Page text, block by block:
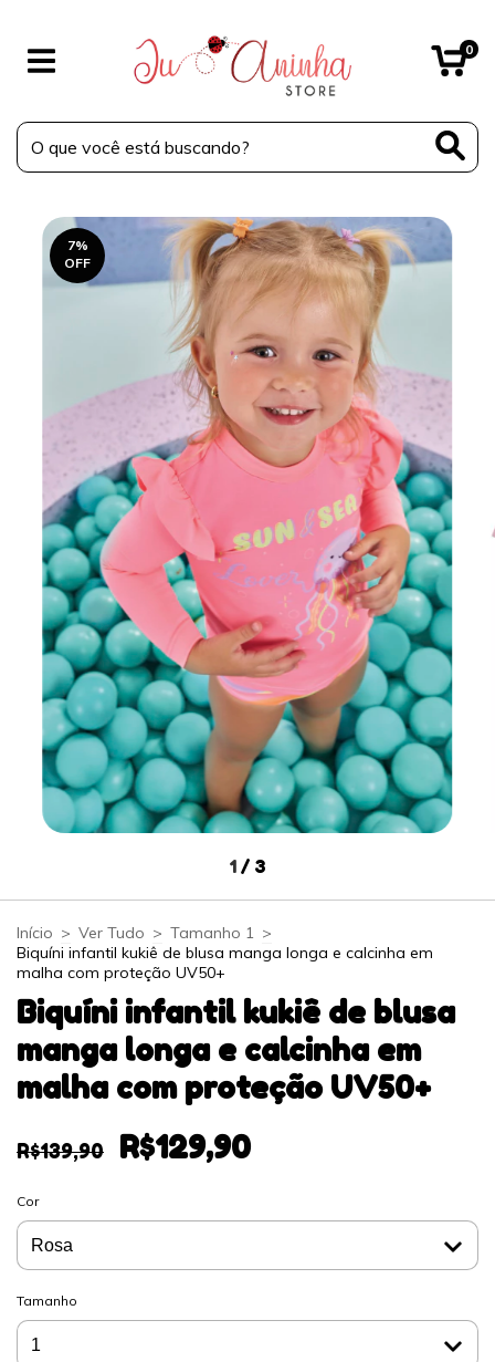
0
7%
OFF
1 / 3
Início > Ver Tudo > Tamanho 1 >
Biquíni infantil kukiê de blusa manga longa e calcinha em
malha com proteção UV50+
Biquíni infantil kukiê de blusa
manga longa e calcinha em
malha com proteção UV50+
R$139,90 R$129,90
Cor
Tamanho